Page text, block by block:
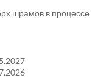
шрамов в процессе